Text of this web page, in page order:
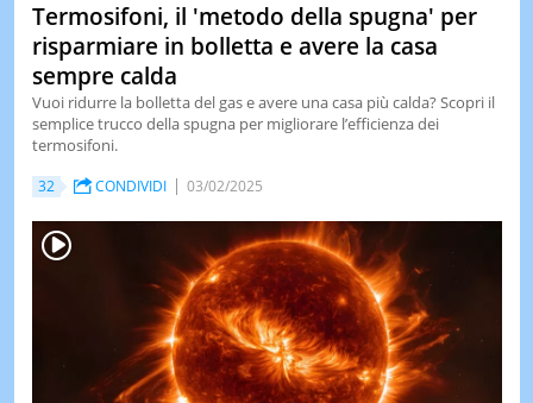
Termosifoni, il 'metodo della spugna' per
risparmiare in bolletta e avere la casa
sempre calda
Vuoi ridurre la bolletta del gas e avere una casa più calda? Scopri il
semplice trucco della spugna per migliorare l’efficienza dei
termosifoni.
32 CONDIVIDI 03/02/2025